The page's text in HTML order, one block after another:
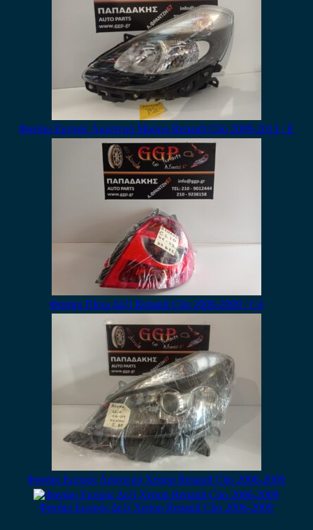
Φανάρι Εμπρός Αριστερό Μαύρο Renault Clio 2009-2013 / Ε
Φανάρι Πίσω Δεξί Renault Clio 2006-2009 / C4
Φανάρι Εμπρός Αριστερό Xenon Renault Clio 2006-2009
Φανάρι Εμπρός Δεξί Xenon Renault Clio 2006-2009